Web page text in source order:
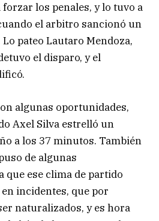
los penales, y lo tuvo a
el arbitro sancionó un
pateo Lautaro Mendoza,
el disparo, y el
algunas oportunidades,
Axel Silva estrelló un
a los 37 minutos. También
de algunas
que ese clima de partido
incidentes, que por
naturalizados, y es hora